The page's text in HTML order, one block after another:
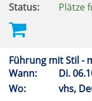
Status:
Plätze
Führung mit Stil -
Wann:
Di.
Wo:
vhs,